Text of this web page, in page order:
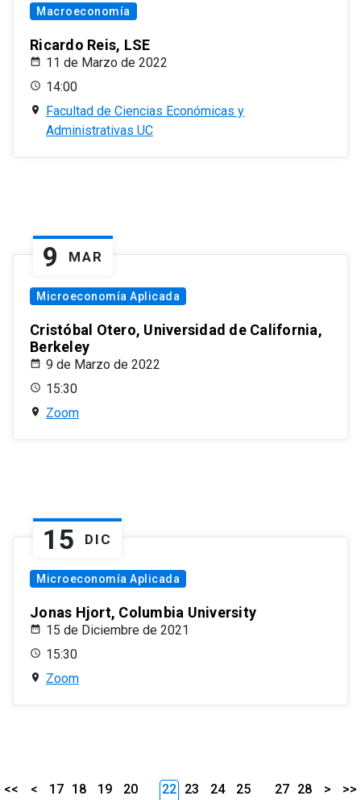
Macroeconomía
Ricardo Reis, LSE
11 de Marzo de 2022
14:00
Facultad de Ciencias Económicas y
Administrativas UC
9 MAR
Microeconomía Aplicada
Cristóbal Otero, Universidad de California,
Berkeley
9 de Marzo de 2022
15:30
Zoom
15 DIC
Microeconomía Aplicada
Jonas Hjort, Columbia University
15 de Diciembre de 2021
15:30
Zoom
<< < 17 18 19
20
22 23 24
25
27 28 > >>